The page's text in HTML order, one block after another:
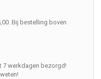
Bij bestelling boven
7 werkdagen bezorgd!